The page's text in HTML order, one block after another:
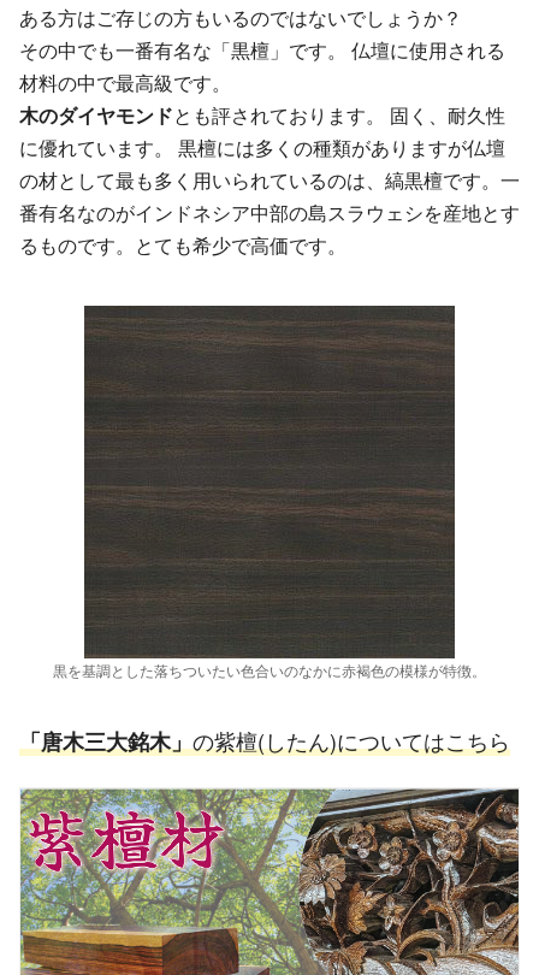
ある方はご存じの方もいるのではないでしょうか？
その中でも一番有名な「黒檀」です。 仏壇に使用される
材料の中で最高級です。
木のダイヤモンドとも評されております。 固く、耐久性
に優れています。 黒檀には多くの種類がありますが仏壇
の材として最も多く用いられているのは、縞黒檀です。一
番有名なのがインドネシア中部の島スラウェシを産地とす
るものです。とても希少で高価です。
黒を基調とした落ちついたい色合いのなかに赤褐色の模様が特徴。
「唐木三大銘木」の紫檀(したん)についてはこちら